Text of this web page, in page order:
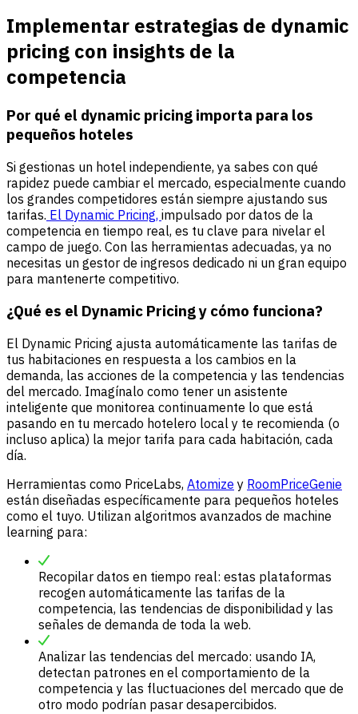
Implementar estrategias de dynamic
pricing con insights de la
competencia
Por qué el dynamic pricing importa para los
pequeños hoteles
Si gestionas un hotel independiente, ya sabes con qué
rapidez puede cambiar el mercado, especialmente cuando
los grandes competidores están siempre ajustando sus
tarifas. El Dynamic Pricing, impulsado por datos de la
competencia en tiempo real, es tu clave para nivelar el
campo de juego. Con las herramientas adecuadas, ya no
necesitas un gestor de ingresos dedicado ni un gran equipo
para mantenerte competitivo.
¿Qué es el Dynamic Pricing y cómo funciona?
El Dynamic Pricing ajusta automáticamente las tarifas de
tus habitaciones en respuesta a los cambios en la
demanda, las acciones de la competencia y las tendencias
del mercado. Imagínalo como tener un asistente
inteligente que monitorea continuamente lo que está
pasando en tu mercado hotelero local y te recomienda (o
incluso aplica) la mejor tarifa para cada habitación, cada
día.
Herramientas como PriceLabs, Atomize y RoomPriceGenie
están diseñadas específicamente para pequeños hoteles
como el tuyo. Utilizan algoritmos avanzados de machine
learning para:
Recopilar datos en tiempo real: estas plataformas
recogen automáticamente las tarifas de la
competencia, las tendencias de disponibilidad y las
señales de demanda de toda la web.
Analizar las tendencias del mercado: usando IA,
detectan patrones en el comportamiento de la
competencia y las fluctuaciones del mercado que de
otro modo podrían pasar desapercibidos.